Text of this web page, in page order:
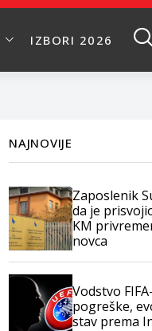
IZBORI 2026
NAJNOVIJE
Zaposlenik
da je
KM
novca
Vodstvo
pogreške,
stav prema